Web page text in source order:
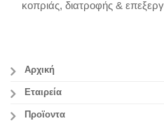
κοπριάς, διατροφής &
Αρχική
Εταιρεία
Προϊοντα